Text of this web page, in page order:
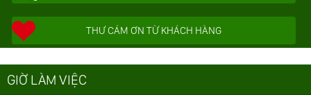
THƯ CÁM ƠN TỪ KHÁCH HÀNG
GIỜ LÀM VIỆC